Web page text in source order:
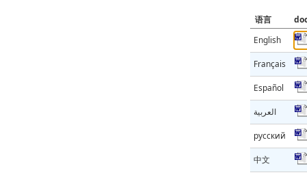
语言
English
Français
Español
العربية
русский
中文